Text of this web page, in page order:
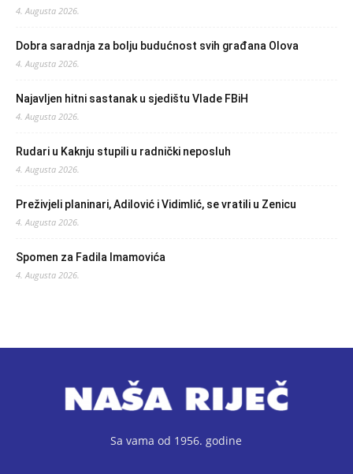
4. Augusta 2026.
Dobra saradnja za bolju budućnost svih građana Olova
4. Augusta 2026.
Najavljen hitni sastanak u sjedištu Vlade FBiH
4. Augusta 2026.
Rudari u Kaknju stupili u radnički neposluh
4. Augusta 2026.
Preživjeli planinari, Adilović i Vidimlić, se vratili u Zenicu
4. Augusta 2026.
Spomen za Fadila Imamovića
4. Augusta 2026.
Sa vama od 1956. godine